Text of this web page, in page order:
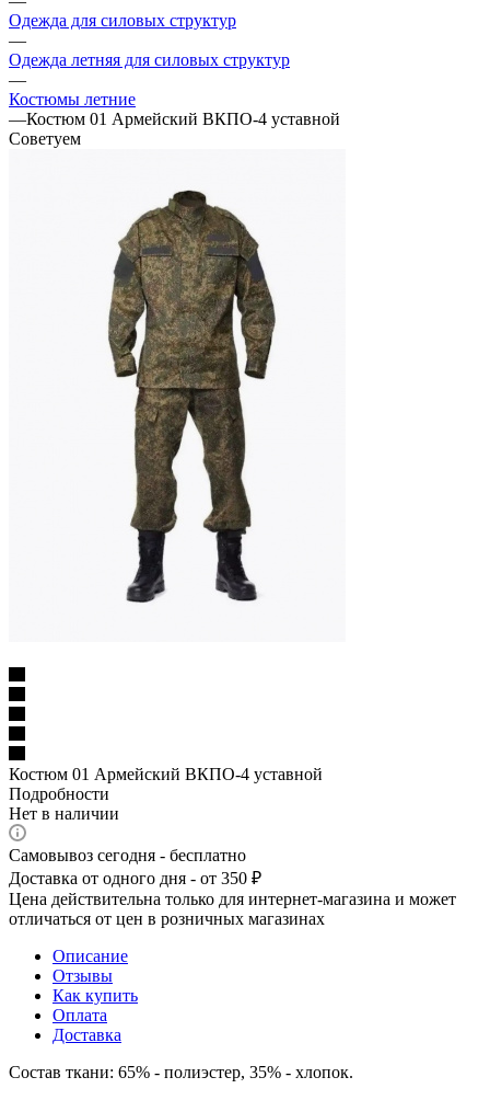
Одежда для силовых структур
—
Одежда летняя для силовых структур
—
Костюмы летние
—Костюм 01 Армейский ВКПО-4 уставной
Советуем
Костюм 01 Армейский ВКПО-4 уставной
Подробности
Нет в наличии
Самовывоз сегодня - бесплатно
Доставка от одного дня - от 350 ₽
Цена действительна только для интернет-магазина и может
отличаться от цен в розничных магазинах
Описание
Отзывы
Как купить
Оплата
Доставка
Состав ткани: 65% - полиэстер, 35% - хлопок.